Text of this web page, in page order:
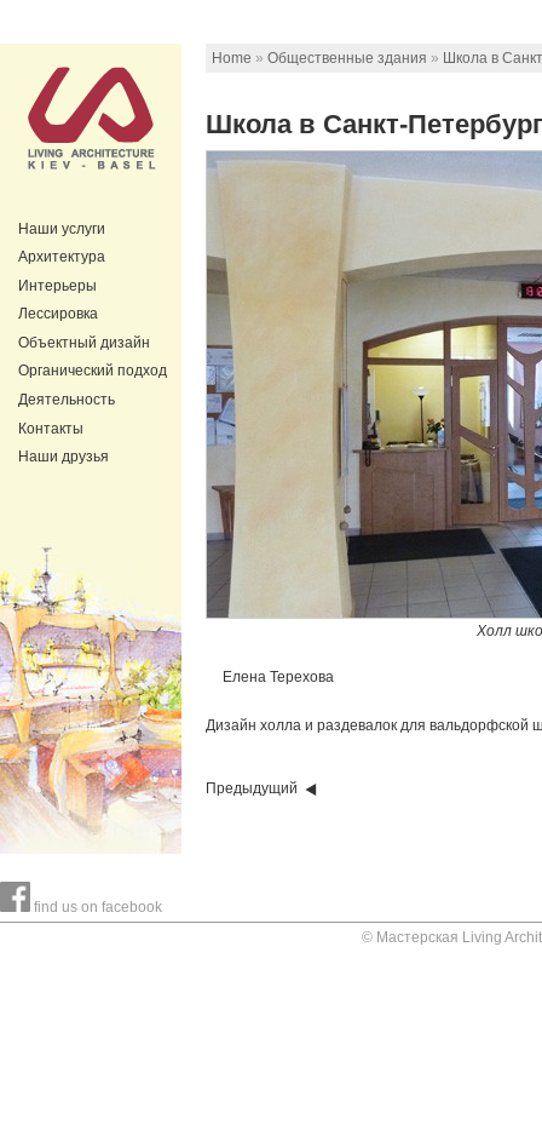
Наши услуги
Архитектура
Интерьеры
Лессировка
Объектный дизайн
Органический подход
Деятельность
Контакты
Наши друзья
Home » Общественные здания » Школа в
Школа в Санкт-
Холл
Елена Терехова
Дизайн холла и раздевалок для вальдорфской
Предыдущий
find us on facebook
© Мастерская Living